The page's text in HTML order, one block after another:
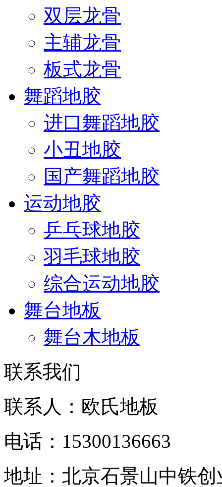
双层龙骨
主辅龙骨
板式龙骨
舞蹈地胶
进口舞蹈地胶
小丑地胶
国产舞蹈地胶
运动地胶
乒乓球地胶
羽毛球地胶
综合运动地胶
舞台地板
舞台木地板
联系我们
联系人：欧氏地板
电话：15300136663
地址：北京石景山中铁